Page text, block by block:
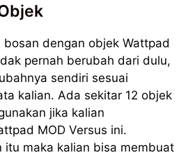
dengan objek Wattpad
pernah berubah dari dulu,
sendiri sesuai
kalian. Ada sekitar 12 objek
jika kalian
MOD Versus ini.
itu maka kalian bisa membuat